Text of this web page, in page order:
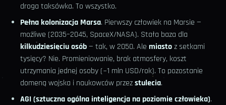
droga taksówka. To wszystko.
Pełna kolonizacja Marsa. Pierwszy człowiek na Marsie —
możliwe (2035–2045, SpaceX/NASA). Stała baza dla
kilkudziesięciu osób— tak, w 2050. Ale miastoz setkami
tysięcy? Nie. Promieniowanie, brak atmosfery, koszt
utrzymania jednej osoby (~1 mln USD/rok). To pozostanie
domeną wojska i naukowców przezstulecia.
AGI (sztuczna ogólna inteligencja na poziomie człowieka).